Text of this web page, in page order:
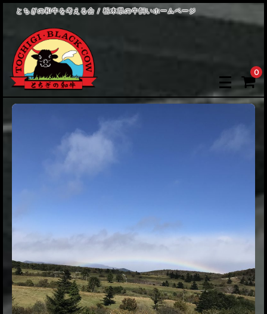
とちぎの和牛を考える会 / 栃木県の牛飼いホームページ
0